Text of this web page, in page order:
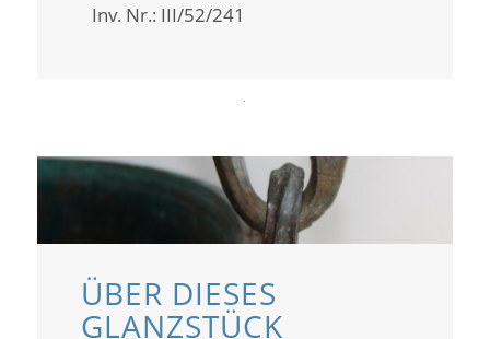
Inv. Nr.: III/52/241
ÜBER DIESES
GLANZSTÜCK